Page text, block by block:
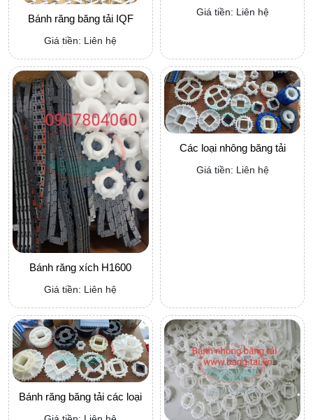
Bánh răng băng tải IQF
Giá tiền: Liên hệ
Giá tiền: Liên hệ
Bánh răng xích H1600
Giá tiền: Liên hệ
Các loại nhông băng tải
Giá tiền: Liên hệ
Bánh răng băng tải các loại